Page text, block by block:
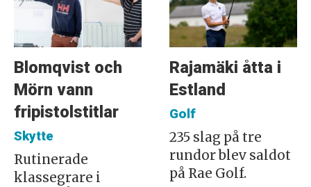
Blomqvist och
Mörn vann
fripistolstitlar
Skytte
Rutinerade
klassegrare i
Rajamäki åtta i
Estland
Golf
235 slag på tre
rundor blev saldot
på Rae Golf.